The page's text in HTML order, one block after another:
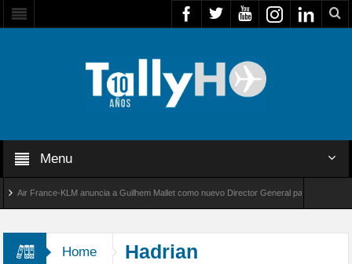
Menu
France-KLM anuncia a Guilhem Mallet como nuevo Director General para América Latina
Home Hadrian